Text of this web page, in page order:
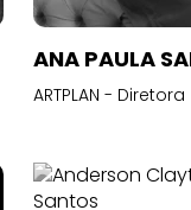
ANA PAULA
ARTPLAN -